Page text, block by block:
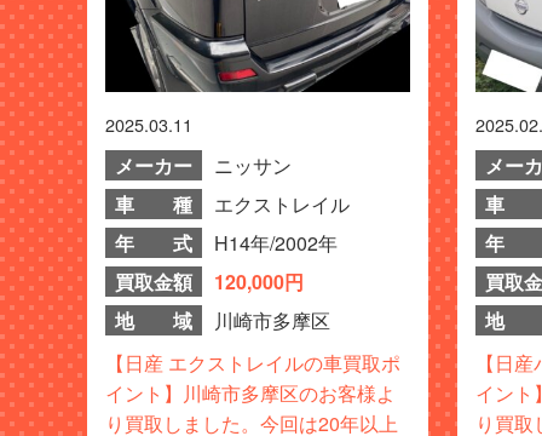
2025.03.11
メーカー
ニッサン
車 種
エクストレイル
年 式
H14年/2002年
買取金額
120,000円
地 域
川崎市多摩区
【日産 エクストレイルの車買取ポ
イント】川崎市多摩区のお客様よ
り買取しました。今回は20年以上
メー
車
年
買取
地
【日
イント
り買